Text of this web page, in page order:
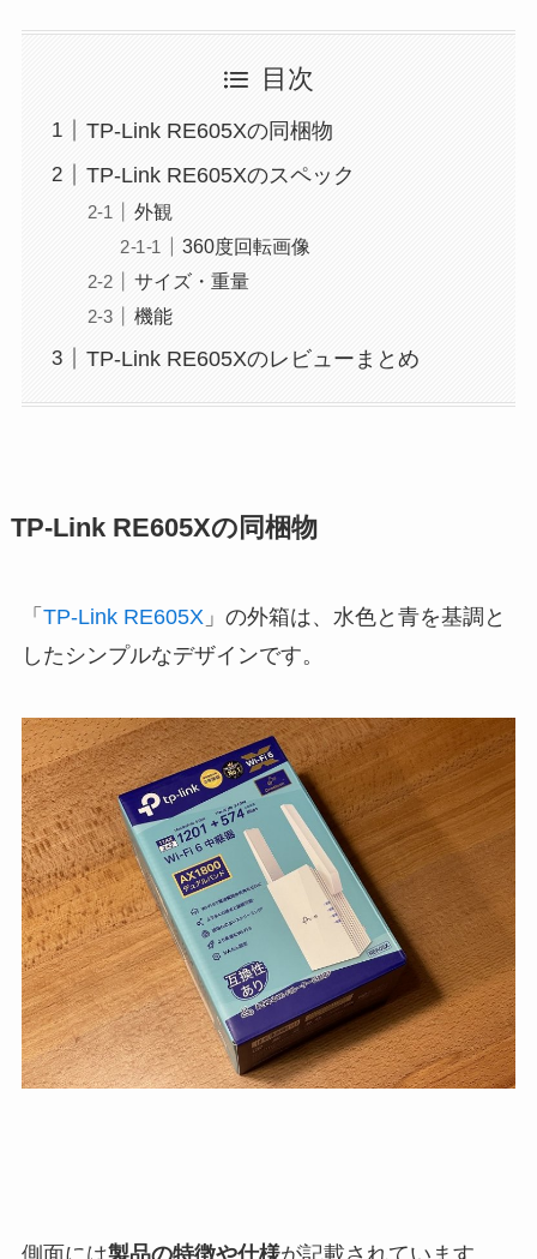
目次
TP-Link RE605Xの同梱物
TP-Link RE605Xのスペック
外観
360度回転画像
サイズ・重量
機能
TP-Link RE605Xのレビューまとめ
TP-Link RE605Xの同梱物
「 TP-Link RE605X」の外箱は、水色と青を基調と
したシンプルなデザインです。
側面には製品の特徴や仕様が記載されています。